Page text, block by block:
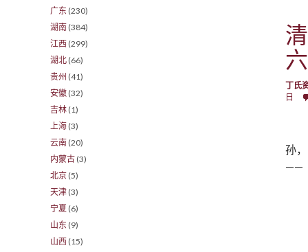
丁氏
日
孙
——
广东 (230)
湖南 (384)
江西 (299)
湖北 (66)
贵州 (41)
安徽 (32)
吉林 (1)
上海 (3)
云南 (20)
内蒙古 (3)
北京 (5)
天津 (3)
宁夏 (6)
山东 (9)
山西 (15)